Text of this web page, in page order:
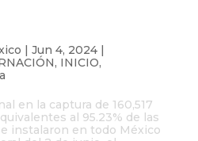
| Jun 4, 2024|
, INICIO,
en la captura de 160,517
al 95.23% de las
instalaron en todo México